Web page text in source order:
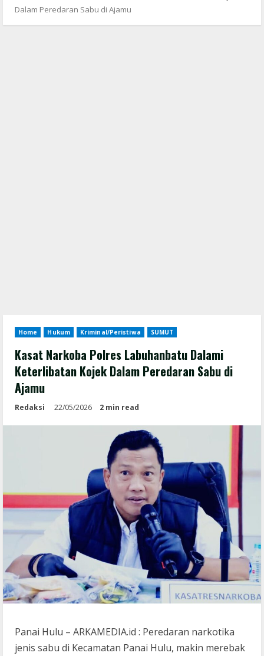
Dalam Peredaran Sabu di Ajamu
Home Hukum Kriminal/Peristiwa SUMUT
Kasat Narkoba Polres Labuhanbatu Dalami
Keterlibatan Kojek Dalam Peredaran Sabu di
Ajamu
Redaksi 22/05/2026 2 min read
Panai Hulu – ARKAMEDIA.id : Peredaran narkotika
jenis sabu di Kecamatan Panai Hulu, makin merebak